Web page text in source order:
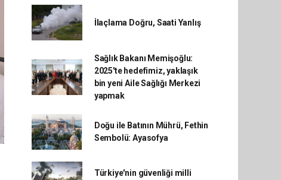
İlaçlama Doğru, Saati Yanlış
Sağlık Bakanı Memişoğlu:
2025'te hedefimiz, yaklaşık
bin yeni Aile Sağlığı Merkezi
yapmak
Doğu ile Batının Mührü, Fethin
Sembolü: Ayasofya
Türkiye'nin güvenliği milli